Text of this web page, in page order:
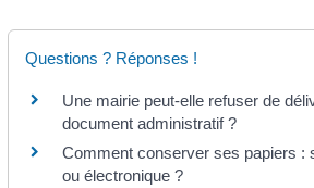
Questions ? Réponses !
Une mairie peut-elle refuser de
document administratif ?
Comment conserver ses papiers :
ou électronique ?